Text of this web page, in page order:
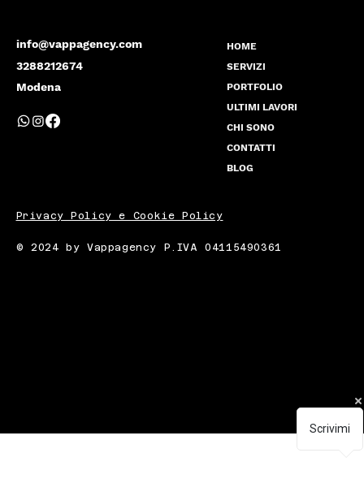
info@vappagency.com
3288212674
Modena
HOME
SERVIZI
PORTFOLIO
ULTIMI LAVORI
CHI SONO
CONTATTI
BLOG
Privacy Policy e Cookie Policy
© 2024 by Vappagency P.IVA 04115490361
Scrivimi